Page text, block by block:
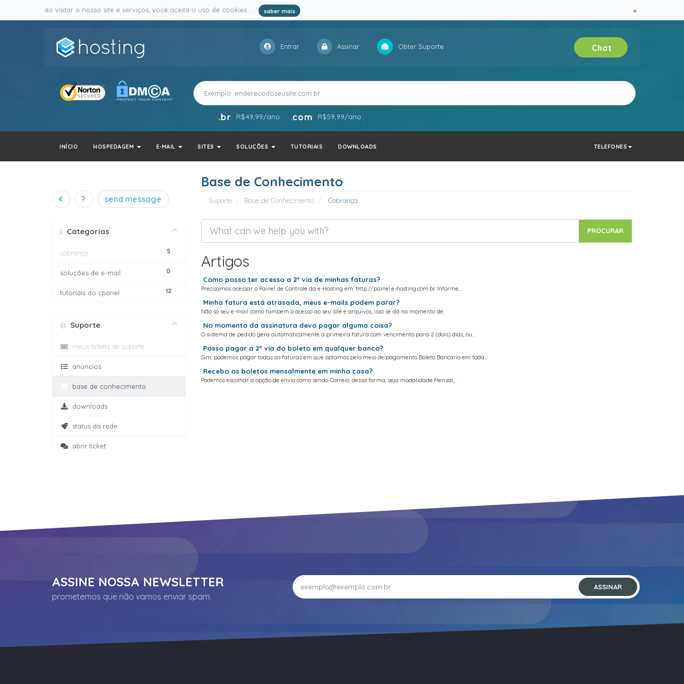
×
ao visitar o nosso site e serviços, você aceita o uso de cookies ... saber mais
Entrar Assinar Obter Suporte Chat
R$49,99/ano R$59,99/ano
INÍCIO HOSPEDAGEM E-MAIL SITES SOLUÇÕES TUTORIAIS DOWNLOADS TELEFONES
Base de Conhecimento
Suporte Base de Conhecimento Cobrança
? send message
Categorias
5
cobrança
0
soluções de e-mail
12
tutoriais do cpanel
Artigos
Como posso ter acesso a 2º via de minhas faturas?
Precisamos acessar o Painel de Controle da e-Hosting em: http://painel.e-hosting.com.br Informe...
Minha fatura está atrasada, meus e-mails podem parar?
Não só seu e-mail como tambem o acesso ao seu site e arquivos, isso se dá no momento de...
No momento da assinatura devo pagar alguma coisa?
O sistema de pedido gera automaticamente a primeira fatura com vencimento para 2 (dois) dias, ou...
Posso pagar a 2º via do boleto em qualquer banco?
Sim, podemos pagar todas as faturas em que optamos pelo meio de pagamento Boleto Bancario em toda...
Recebo os boletos mensalmente em minha casa?
Podemos escolhar a opção de envio como sendo Correio, dessa forma, seja modalidade Mensal,...
Suporte
meus tickets de suporte
anúncios
base de conhecimento
downloads
status da rede
abrir ticket
ASSINE NOSSA NEWSLETTER
prometemos que não vamos enviar spam.